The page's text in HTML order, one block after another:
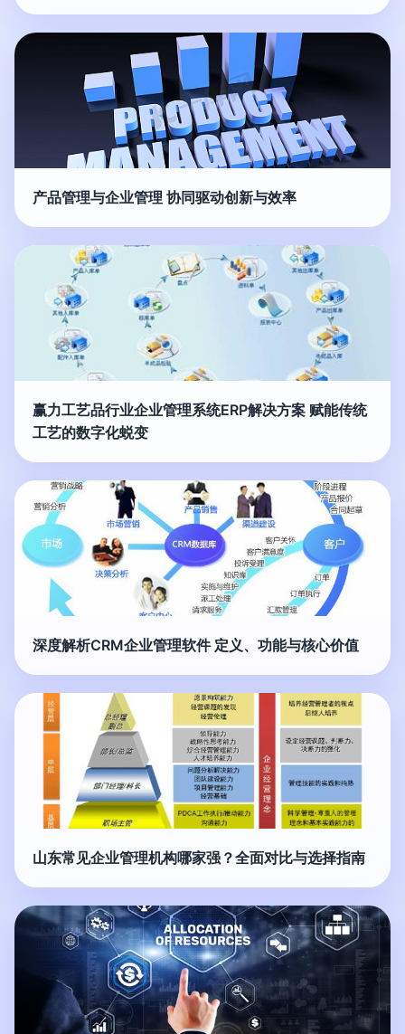
产品管理与企业管理 协同驱动创新与效率
赢力工艺品行业企业管理系统ERP解决方案 赋能传统
工艺的数字化蜕变
深度解析CRM企业管理软件 定义、功能与核心价值
山东常见企业管理机构哪家强？全面对比与选择指南